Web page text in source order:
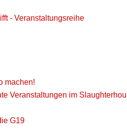
- Veranstaltungsreihe
machen!
Veranstaltungen im
G19